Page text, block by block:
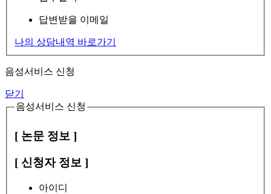
답변받을 이메일
나의 상담내역 바로가기
음성서비스 신청
닫기
음성서비스 신청
[ 논문 정보 ]
[ 신청자 정보 ]
아이디